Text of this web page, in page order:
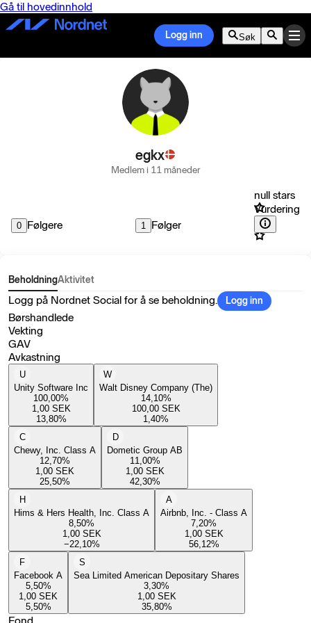
Gå til hovedinnhold
Logg inn Søk
egkx
Medlem i 11 måneder
0 Følgere 1 Følger
null stars
Vurdering
BeholdningAktivitet
Logg på Nordnet Social for å se beholdning. Logg inn
Børshandlede
Vekting
GAV
Avkastning
U
Unity Software Inc
100,00%
1,00 SEK
13,80%
W
Walt Disney Company (The)
14,10%
100,00 SEK
1,40%
C
Chewy, Inc. Class A
12,70%
1,00 SEK
25,50%
D
Dometic Group AB
11,00%
1,00 SEK
42,30%
H
Hims & Hers Health, Inc. Class A
8,50%
1,00 SEK
−22,10%
A
Airbnb, Inc. - Class A
7,20%
1,00 SEK
56,12%
F
Facebook A
5,50%
1,00 SEK
5,50%
S
Sea Limited American Depositary Shares
3,30%
1,00 SEK
35,80%